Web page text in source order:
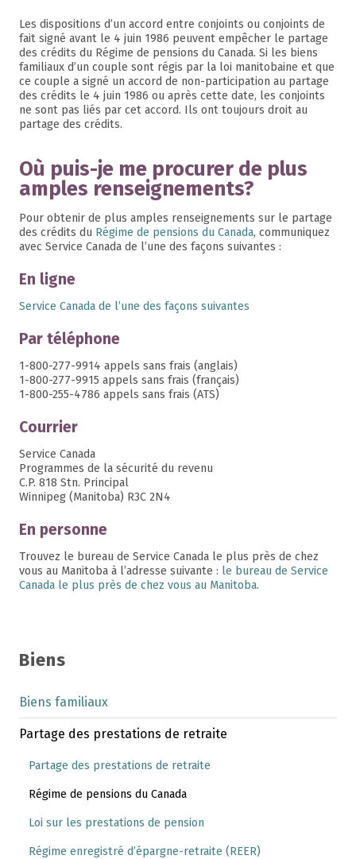
Les dispositions d’un accord entre conjoints ou conjoints de
fait signé avant le 4 juin 1986 peuvent empêcher le partage
des crédits du Régime de pensions du Canada. Si les biens
familiaux d’un couple sont régis par la loi manitobaine et que
ce couple a signé un accord de non-participation au partage
des crédits le 4 juin 1986 ou après cette date, les conjoints
ne sont pas liés par cet accord. Ils ont toujours droit au
partage des crédits.
Où puis-je me procurer de plus
amples renseignements?
Pour obtenir de plus amples renseignements sur le partage
des crédits du Régime de pensions du Canada, communiquez
avec Service Canada de l’une des façons suivantes :
En ligne
Service Canada de l’une des façons suivantes
Par téléphone
1-800-277-9914 appels sans frais (anglais)
1-800-277-9915 appels sans frais (français)
1-800-255-4786 appels sans frais (ATS)
Courrier
Service Canada
Programmes de la sécurité du revenu
C.P. 818 Stn. Principal
Winnipeg (Manitoba) R3C 2N4
En personne
Trouvez le bureau de Service Canada le plus près de chez
vous au Manitoba à l’adresse suivante : le bureau de Service
Canada le plus près de chez vous au Manitoba.
Biens
Biens familiaux
Partage des prestations de retraite
Partage des prestations de retraite
Régime de pensions du Canada
Loi sur les prestations de pension
Régime enregistré d’épargne-retraite (REER)